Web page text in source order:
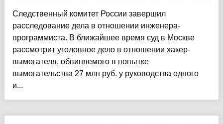
Следственный комитет России завершил
расследование дела в отношении инженера-
программиста. В ближайшее время суд в Москве
рассмотрит уголовное дело в отношении хакер-
вымогателя, обвиняемого в попытке
вымогательства 27 млн руб. у руководства одного
и...